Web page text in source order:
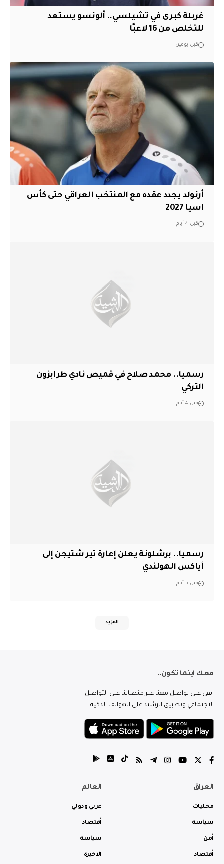
غربلة كبرى في تشيلسي.. ألونسو يستعد
للتخلص من 16 لاعبًا
قبل يومين
أرنولد يجدد عقده مع المنتخب العراقي حتى كأس
آسيا 2027
قبل 4 أيام
رسميا.. محمد صلاح في قميص نادي طرابزون
التركي
قبل 4 أيام
رسميا.. برشلونة يعلن إعارة تير شتيجن إلى
أياكس الهولندي
قبل 5 أيام
المزيد
معك اينما تكون..
ابقى على تواصل معنا عبر منصاتنا على التواصل
الاجتماعي وتطبيق الرشيد على الهواتف الذكية.
العراق
محليات
سياسة
أمن
أقتصاد
العالم
عربي ودولي
أقتصاد
سياسة
الاخيرة